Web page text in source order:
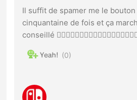
Il suffit de spamer me le
cinquantaine de fois et ça
conseillé
0